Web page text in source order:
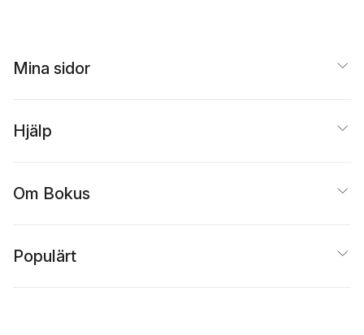
Mina sidor
Hjälp
Om Bokus
Populärt